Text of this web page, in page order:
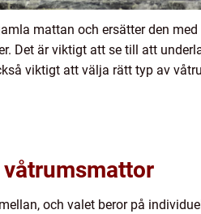
mattan och ersätter den med
Det är viktigt att se till att
viktigt att välja rätt typ av
och valet beror på